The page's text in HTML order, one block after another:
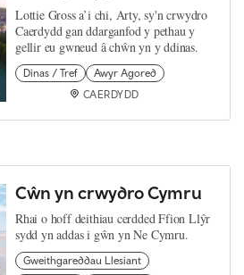
Lottie Gross a’i chi, Arty, sy'n crwydro
Caerdydd gan ddarganfod y pethau y
gellir eu gwneud â chŵn yn y ddinas.
Dinas / Tref
Awyr Agored
CAERDYDD
Cŵn yn crwydro Cymru
Rhai o hoff deithiau cerdded Ffion Llŷr
sydd yn addas i gŵn yn Ne Cymru.
Gweithgareddau Llesiant